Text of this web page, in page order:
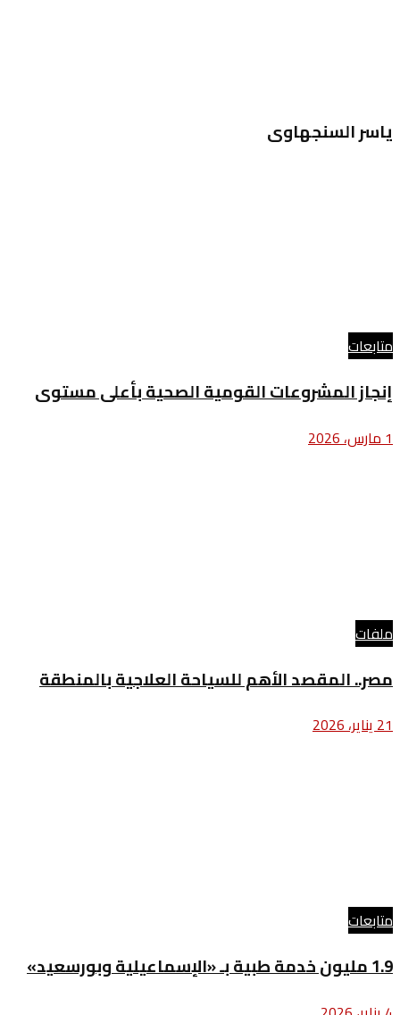
ياسر السنجهاوى
متابعات
إنجاز المشروعات القومية الصحية بأعلى مستوى
1 مارس، 2026
ملفات
مصر.. المقصد الأهم للسياحة العلاجية بالمنطقة
21 يناير، 2026
متابعات
1.9 مليون خدمة طبية بـ «الإسماعيلية وبورسعيد»